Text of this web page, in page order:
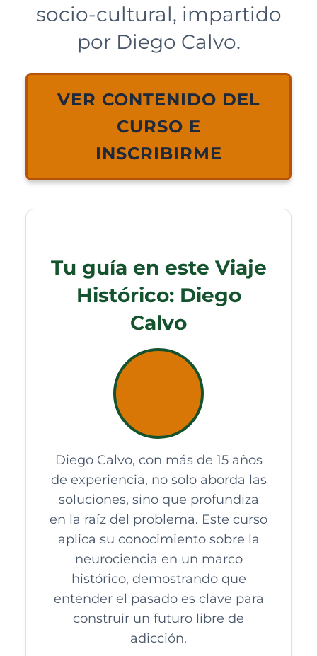
socio-cultural, impartido
por Diego Calvo.
VER CONTENIDO DEL
CURSO E
INSCRIBIRME
Tu guía en este Viaje
Histórico: Diego
Calvo
Diego Calvo, con más de 15 años
de experiencia, no solo aborda las
soluciones, sino que profundiza
en la raíz del problema. Este curso
aplica su conocimiento sobre la
neurociencia en un marco
histórico, demostrando que
entender el pasado es clave para
construir un futuro libre de
adicción.